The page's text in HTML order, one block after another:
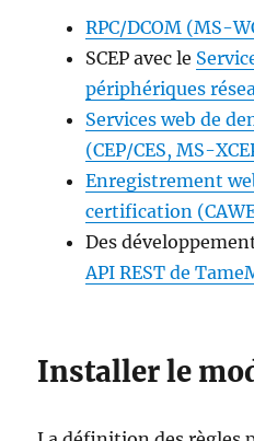
RPC/DCOM (MS-
SCEP avec le
périphériques
Services web de
(CEP/CES, MS-
Enregistrement
certification
Des
API REST de
Installer le